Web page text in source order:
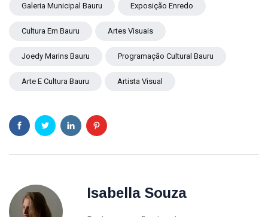
Galeria Municipal Bauru Exposição Enredo
Cultura Em Bauru Artes Visuais
Joedy Marins Bauru Programação Cultural Bauru
Arte E Cultura Bauru Artista Visual
Isabella Souza